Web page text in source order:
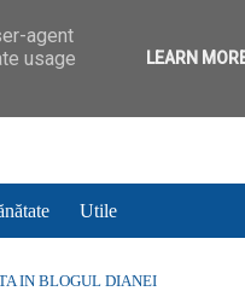
Utile
IN BLOGUL DIANEI
agent
usage
LEARN